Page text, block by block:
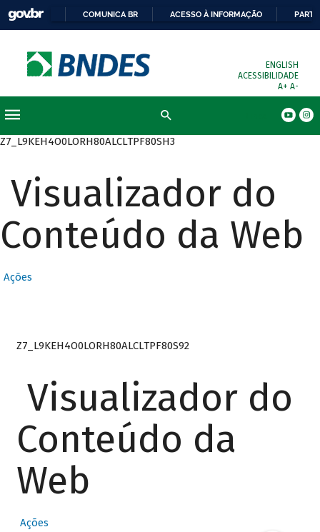
COMUNICA BR ACESSO À INFORMAÇÃO
ENGLISH
ACESSIBILIDADE
A+ A-
Z7_L9KEH4O0LORH80ALCLTPF80SH3
Visualizador do
Conteúdo da Web
Ações
Z7_L9KEH4O0LORH80ALCLTPF80S92
Visualizador do
Conteúdo da
Web
Ações